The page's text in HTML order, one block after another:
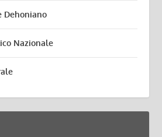
Dehoniano
Nazionale